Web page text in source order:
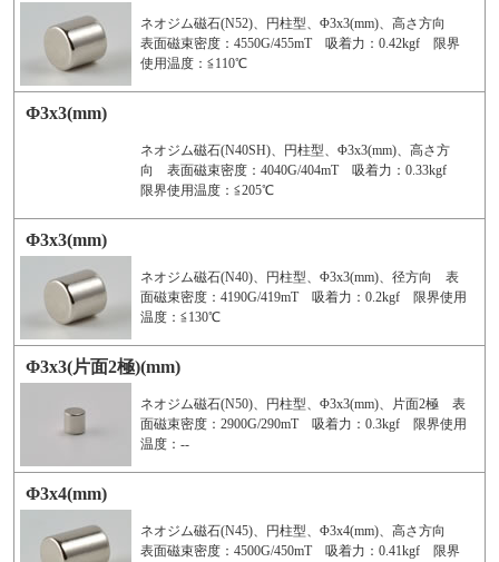
ネオジム磁石(N52)、円柱型、Φ3x3(mm)、高さ方向
表面磁束密度：4550G/455mT 吸着力：0.42kgf 限界
使用温度：≦110℃
Φ3x3(mm)
ネオジム磁石(N40SH)、円柱型、Φ3x3(mm)、高さ方
向 表面磁束密度：4040G/404mT 吸着力：0.33kgf
限界使用温度：≦205℃
Φ3x3(mm)
ネオジム磁石(N40)、円柱型、Φ3x3(mm)、径方向 表
面磁束密度：4190G/419mT 吸着力：0.2kgf 限界使用
温度：≦130℃
Φ3x3(片面2極)(mm)
ネオジム磁石(N50)、円柱型、Φ3x3(mm)、片面2極 表
面磁束密度：2900G/290mT 吸着力：0.3kgf 限界使用
温度：--
Φ3x4(mm)
ネオジム磁石(N45)、円柱型、Φ3x4(mm)、高さ方向
表面磁束密度：4500G/450mT 吸着力：0.41kgf 限界